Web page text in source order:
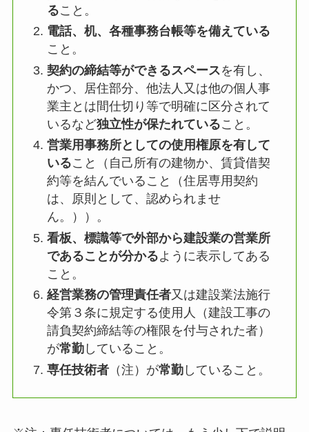
ること。
電話、机、各種事務台帳等を備えている
こと。
契約の締結等ができるスペースを有し、
かつ、居住部分、他法人又は他の個人事
業主とは間仕切り等で明確に区分されて
いるなど独立性が保たれていること。
営業用事務所としての使用権原を有して
いること（自己所有の建物か、賃貸借契
約等を結んでいること（住居専用契約
は、原則として、認められませ
ん。））。
看板、標識等で外部から建設業の営業所
であることが分かるように表示してある
こと。
経営業務の管理責任者又は建設業法施行
令第３条に規定する使用人（建設工事の
請負契約締結等の権限を付与された者）
が常勤 していること。
専任技術者 （注）が常勤 していること。